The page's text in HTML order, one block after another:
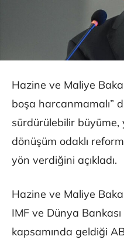
Hazine ve Maliye
boşa harcanmamalı”
sürdürülebilir
dönüşüm odaklı
yön verdiğini açıkladı.
Hazine ve Maliye
IMF ve Dünya
kapsamında geldiği